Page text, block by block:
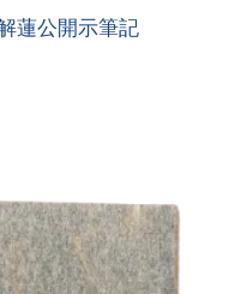
蓮公開示筆記